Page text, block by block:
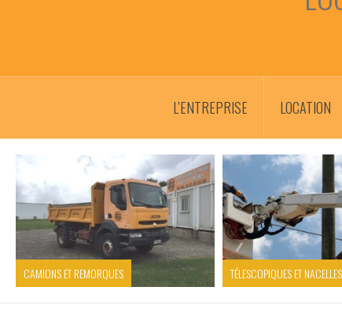
L’ENTREPRISE LOCATION
CAMIONS ET REMORQUES TÉLESCOPIQUES ET NACELLES